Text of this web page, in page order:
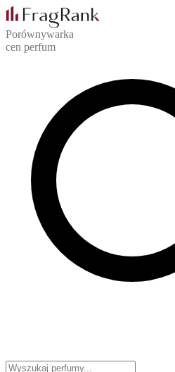
Porównywarka
cen perfum